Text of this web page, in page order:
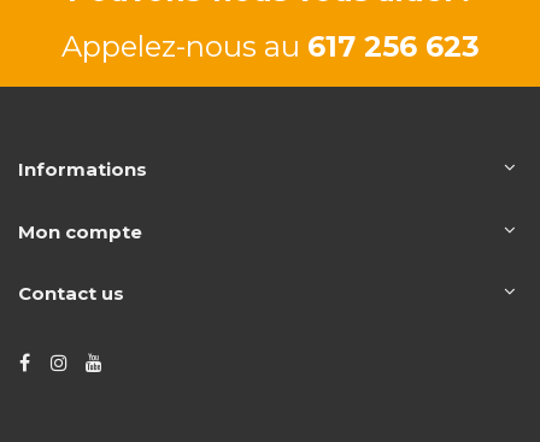
Appelez-nous au 617 256 623
Informations
Mon compte
Contact us